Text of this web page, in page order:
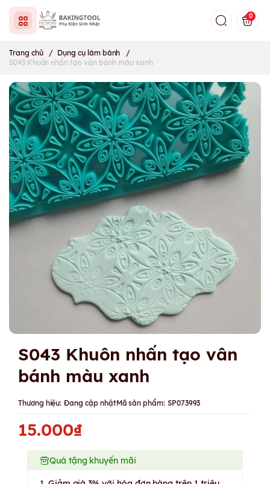
0
Trang chủ / Dụng cụ làm bánh
/
S043 Khuôn nhấn tạo vân bánh màu xanh
S043 Khuôn nhấn tạo vân
bánh màu xanh
Thương hiệu: Đang cập nhậtMã sản phẩm: SP073993
15.000₫
Quà tặng khuyến mãi